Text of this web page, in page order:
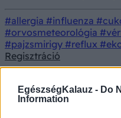
EgészségKalauz - Do
Information
#allergia #influenza
#orvosmeteorológia
#pajzsmirigy #reflux
Regisztráció
18+